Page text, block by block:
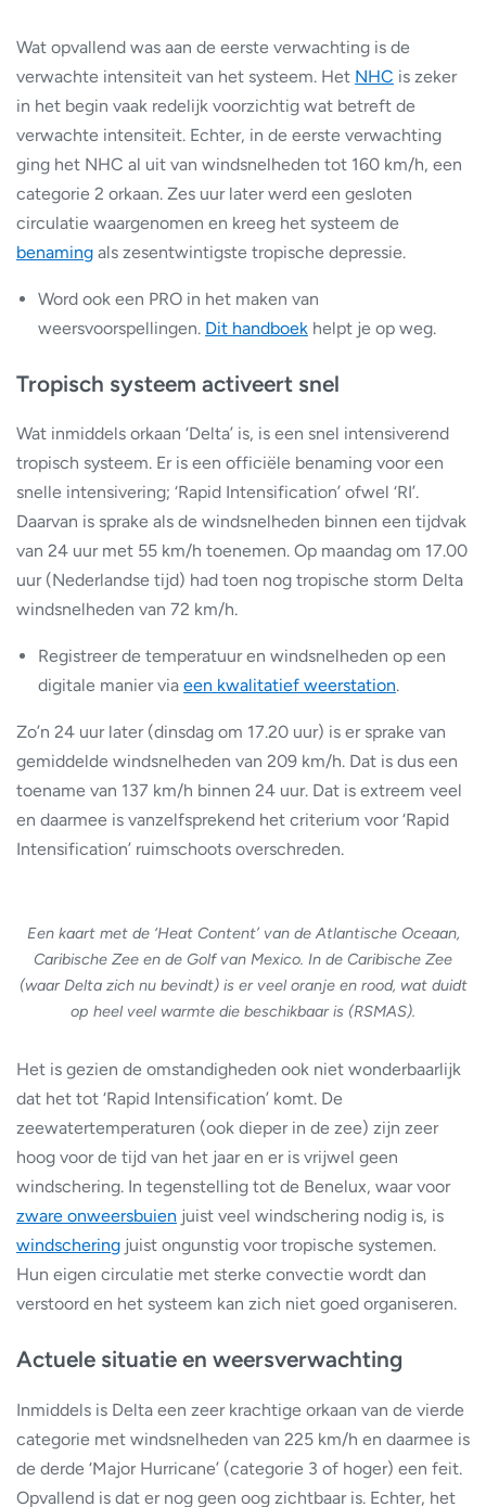
Wat opvallend was aan de eerste verwachting is de
verwachte intensiteit van het systeem. Het NHC is zeker
in het begin vaak redelijk voorzichtig wat betreft de
verwachte intensiteit. Echter, in de eerste verwachting
ging het NHC al uit van windsnelheden tot 160 km/h, een
categorie 2 orkaan. Zes uur later werd een gesloten
circulatie waargenomen en kreeg het systeem de
benaming als zesentwintigste tropische depressie.
Word ook een PRO in het maken van
weersvoorspellingen. Dit handboek helpt je op weg.
Tropisch systeem activeert snel
Wat inmiddels orkaan ‘Delta’ is, is een snel intensiverend
tropisch systeem. Er is een officiële benaming voor een
snelle intensivering; ‘Rapid Intensification’ ofwel ‘RI’.
Daarvan is sprake als de windsnelheden binnen een tijdvak
van 24 uur met 55 km/h toenemen. Op maandag om 17.00
uur (Nederlandse tijd) had toen nog tropische storm Delta
windsnelheden van 72 km/h.
Registreer de temperatuur en windsnelheden op een
digitale manier via een kwalitatief weerstation.
Zo’n 24 uur later (dinsdag om 17.20 uur) is er sprake van
gemiddelde windsnelheden van 209 km/h. Dat is dus een
toename van 137 km/h binnen 24 uur. Dat is extreem veel
en daarmee is vanzelfsprekend het criterium voor ‘Rapid
Intensification’ ruimschoots overschreden.
Een kaart met de ‘Heat Content’ van de Atlantische Oceaan,
Caribische Zee en de Golf van Mexico. In de Caribische Zee
(waar Delta zich nu bevindt) is er veel oranje en rood, wat duidt
op heel veel warmte die beschikbaar is (RSMAS).
Het is gezien de omstandigheden ook niet wonderbaarlijk
dat het tot ‘Rapid Intensification’ komt. De
zeewatertemperaturen (ook dieper in de zee) zijn zeer
hoog voor de tijd van het jaar en er is vrijwel geen
windschering. In tegenstelling tot de Benelux, waar voor
zware onweersbuien juist veel windschering nodig is, is
windschering juist ongunstig voor tropische systemen.
Hun eigen circulatie met sterke convectie wordt dan
verstoord en het systeem kan zich niet goed organiseren.
Actuele situatie en weersverwachting
Inmiddels is Delta een zeer krachtige orkaan van de vierde
categorie met windsnelheden van 225 km/h en daarmee is
de derde ‘Major Hurricane’ (categorie 3 of hoger) een feit.
Opvallend is dat er nog geen oog zichtbaar is. Echter, het